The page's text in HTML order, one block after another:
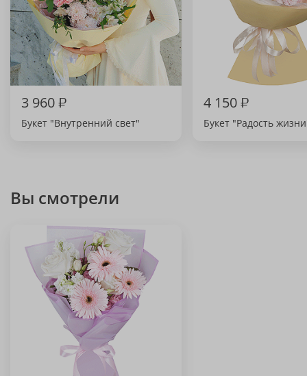
3 960₽
Букет "Внутренний свет"
4 150₽
Букет "Радость
Вы смотрели